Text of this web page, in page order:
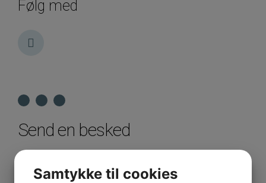
Følg med
Send en besked
Samtykke til cookies